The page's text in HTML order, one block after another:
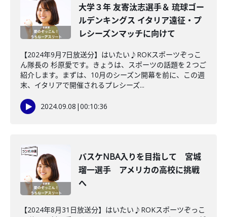
大学３年 友寄汰志選手＆ 琉球ゴー
ルデンキングス イタリア遠征・プ
レシーズンマッチに向けて
【2024年9月7日放送分】はいたい♪ROKスポーツぞっこ
ん隊長の 杉原愛です。きょうは、スポーツの話題を２つご
紹介します。まずは、10月のシーズン開幕を前に、この週
末、イタリアで開催されるプレシーズ...
2024.09.08 |00:10:36
バスケNBA入りを目指して 宮城
瑠一選手 アメリカの高校に挑戦
へ
【2024年8月31日放送分】はいたい♪ROKスポーツぞっこ